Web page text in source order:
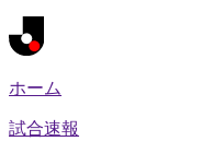
ホーム
試合速報